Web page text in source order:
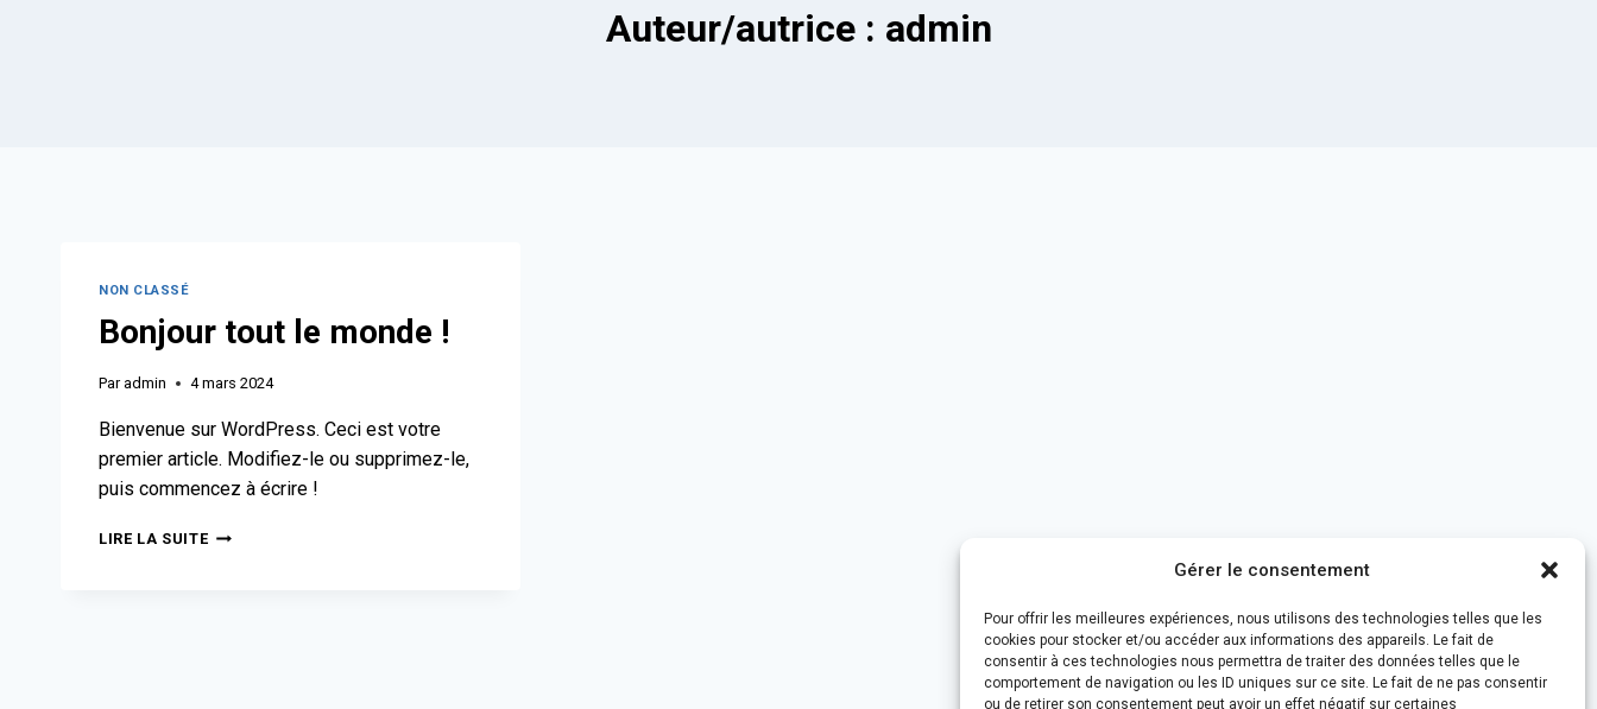
Gérer le consentement
Pour offrir les meilleures expériences, nous utilisons des technologies telles que les
cookies pour stocker et/ou accéder aux informations des appareils. Le fait de
consentir à ces technologies nous permettra de traiter des données telles que le
comportement de navigation ou les ID uniques sur ce site. Le fait de ne pas consentir
ou de retirer son consentement peut avoir un effet négatif sur certaines
Auteur/autrice : admin
NON CLASSÉ
Bonjour tout le monde !
Par admin 4 mars 2024
Bienvenue sur WordPress. Ceci est votre
premier article. Modifiez-le ou supprimez-le,
puis commencez à écrire !
LIRE LA SUITE